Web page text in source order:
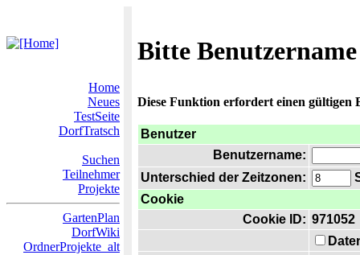
Bitte
Home
Neues
TestSeite
DorfTratsch
Suchen
Teilnehmer
Projekte
GartenPlan
DorfWiki
OrdnerProjekte_alt
Diese Funktion erfordert einen gültigen
Benutzer
Benutzername:
Unterschied der Zeitzonen:
Cookie
Cookie ID: 971052